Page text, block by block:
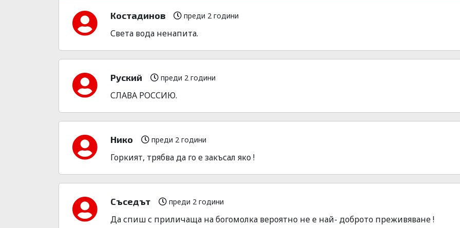
Костадинов преди 2 години
Света вода ненапита.
Руский преди 2 години
СЛАВА РОССИЮ.
Нико преди 2 години
Горкият, трябва да го е закъсал яко !
Съседът преди 2 години
Да спиш с приличаща на богомолка вероятно не е най- доброто преживяване !